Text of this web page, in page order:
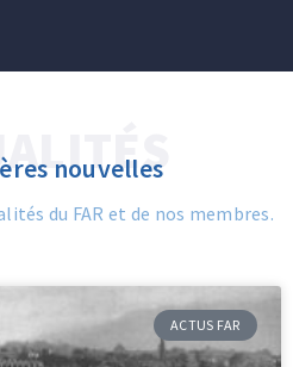
nouvelles
du FAR et de nos membres.
ACTUS FAR